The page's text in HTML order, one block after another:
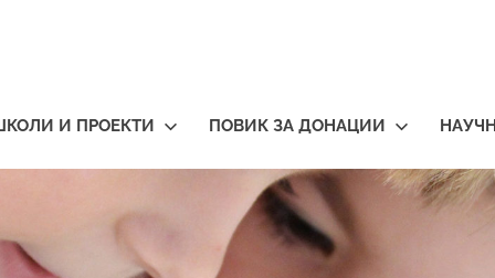
И ПРОЕКТИ ПОВИК ЗА ДОНАЦИИ